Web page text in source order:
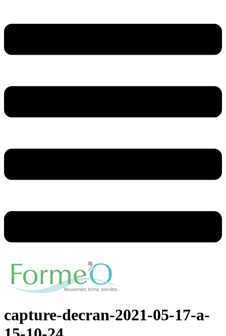
capture-decran-2021-05-17-a-